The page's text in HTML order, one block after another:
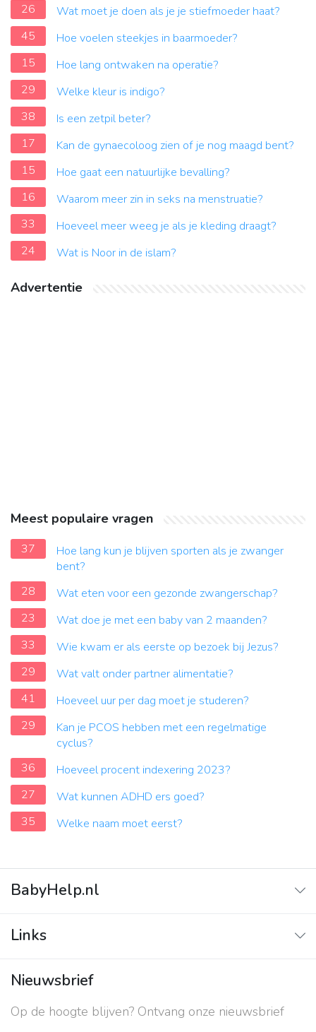
26
Wat moet je doen als je je stiefmoeder haat?
45
Hoe voelen steekjes in baarmoeder?
15
Hoe lang ontwaken na operatie?
29
Welke kleur is indigo?
38
Is een zetpil beter?
17
Kan de gynaecoloog zien of je nog maagd bent?
15
Hoe gaat een natuurlijke bevalling?
16
Waarom meer zin in seks na menstruatie?
33
Hoeveel meer weeg je als je kleding draagt?
24
Wat is Noor in de islam?
Advertentie
Meest populaire vragen
37
Hoe lang kun je blijven sporten als je zwanger
bent?
28
Wat eten voor een gezonde zwangerschap?
23
Wat doe je met een baby van 2 maanden?
33
Wie kwam er als eerste op bezoek bij Jezus?
29
Wat valt onder partner alimentatie?
41
Hoeveel uur per dag moet je studeren?
29
Kan je PCOS hebben met een regelmatige
cyclus?
36
Hoeveel procent indexering 2023?
27
Wat kunnen ADHD ers goed?
35
Welke naam moet eerst?
BabyHelp.nl
Vraag & Antwoord
Links
Contact
Over ons
Nieuwsbrief
Op de hoogte blijven? Ontvang onze nieuwsbrief